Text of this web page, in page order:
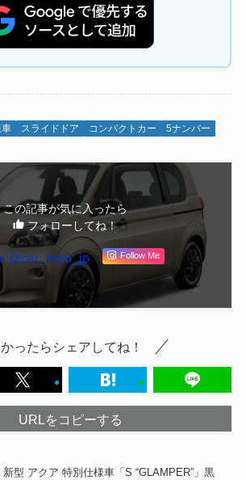
スライドドア コンパクトカー 5ナンバー
この記事が気に入ったら
フォローしてね！
@car_repo_jp Follow Me
ったらシェアしてね！
URLをコピーする
新型 アクア 特別仕様車「S “GLAMPER”」黒